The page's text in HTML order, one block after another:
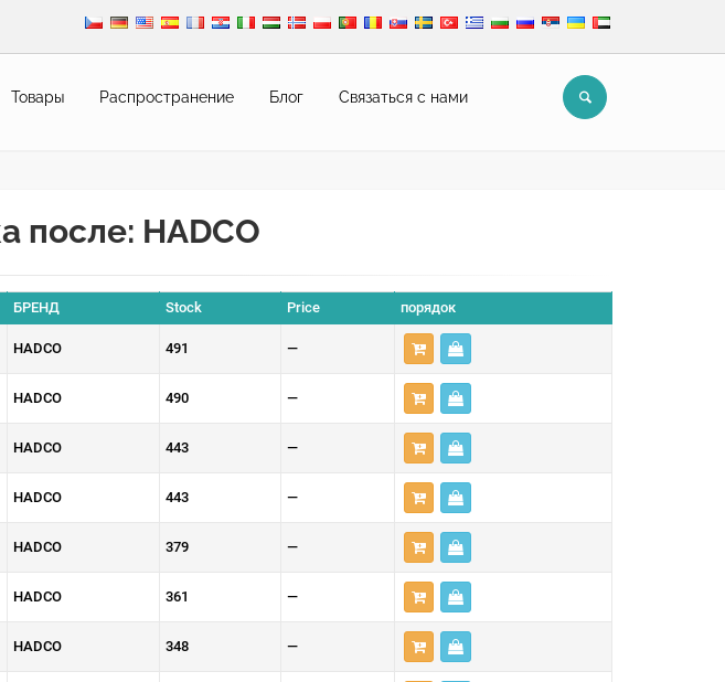
Товары Pаспространение Блог Связаться с нами
после: HADCO
БРЕНД Stock Price порядок
HADCO 491 —
HADCO 490 —
HADCO 443 —
HADCO 443 —
HADCO 379 —
HADCO 361 —
HADCO 348 —